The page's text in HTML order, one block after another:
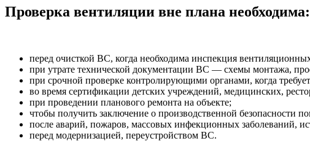
Проверка вентиляции вне плана необходима:
перед очисткой ВС, когда необходима инспекция
при утрате технической документации ВС — схемы монтажа,
при срочной проверке контролирующими органами, когда
во время сертификации детских учреждений, медицинских,
при проведении планового ремонта на объекте;
чтобы получить заключение о производственной безопасности
после аварий, пожаров, массовых инфекционных заболеваний,
перед модернизацией, переустройством ВС.